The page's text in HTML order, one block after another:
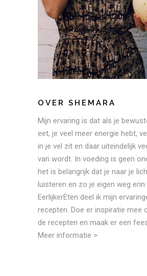
OVER SHEMARA
Mijn ervaring is dat als je
eet, je veel meer energie hebt,
in je vel zit en daar uiteindelijk
van wordt. In voeding is geen
het is belangrijk dat je naar je
luisteren en zo je eigen weg erin
EerlijkerEten deel ik mijn
recepten. Doe er inspiratie mee
de recepten en maak er een
Meer informatie >